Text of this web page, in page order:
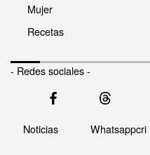
Mujer
Recetas
- Redes sociales -
Noticias Whatsappcri